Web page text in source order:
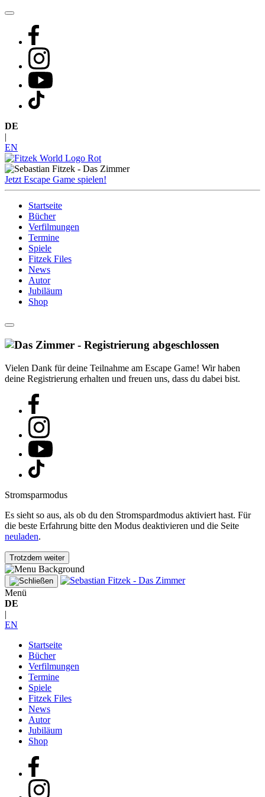
Zum
springen
DE
EN
Jetzt Escape Game spielen!
Startseite
Bücher
Verfilmungen
Termine
Spiele
Fitzek Files
News
Autor
Jubiläum
Shop
Vielen Dank für deine Teilnahme am Escape Game! Wir haben
deine Registrierung erhalten und freuen uns, dass du dabei bist.
Stromsparmodus
Es sieht so aus, als ob du den Stromspardmodus aktiviert hast. Für
die beste Erfahrung bitte den Modus deaktivieren und die Seite
neuladen.
Trotzdem weiter
Menü
DE
|
EN
Startseite
Bücher
Verfilmungen
Termine
Spiele
Fitzek Files
News
Autor
Jubiläum
Shop